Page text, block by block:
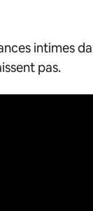
intimes
pas.